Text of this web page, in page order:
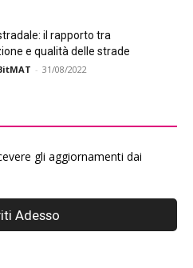
il rapporto tra
e qualità delle strade
- 31/08/2022
gli aggiornamenti dai